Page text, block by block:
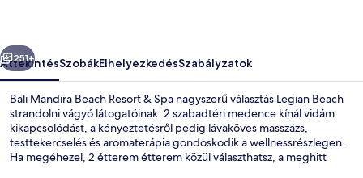
Következő
251+
ÁttekintésSzobákElhelyezkedésSzabályzatok
Bali Mandira Beach Resort & Spa nagyszerű választás Legian Beach
strandolni vágyó látogatóinak. 2 szabadtéri medence kínál vidám
kikapcsolódást, a kényeztetésről pedig lávaköves masszázs,
testtekercselés és aromaterápia gondoskodik a wellnessrészlegen.
Ha megéhezel, 2 étterem étterem közül választhatsz, a meghitt